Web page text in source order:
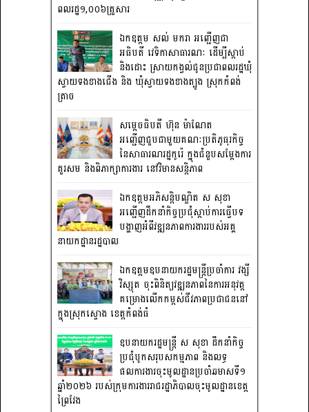
ពលរដ្ឋ១,០០៦គ្រួសារ
ឯកឧត្តម សល់ មករា អញ្ជើញជា
អធិបតី វេទិកាសាធារណៈ ដើម្បីស្តាប់
និងដោះ ស្រាយកង្វល់ជូនប្រជាពលរដ្ឋឃុំ
ស្វាយទងខាងជើង និង ឃុំស្វាយទងខាងត្បូង ស្រុកកំពង់
ត្រាច
សម្តេចធិបតី ហ៊ុន ម៉ាណែត
អញ្ជើញជួបជាមួយគណៈប្រតិភូធុរកិច្ច
នៃសាធារណរដ្ឋកូរ៉េ ក្នុងជំនួបសម្តែងការ
គួរសម និងពិភាក្សាការងារ នៅវិមានសន្តិភាព
ឯកឧត្តមអភិសន្តិបណ្ឌិត ស សុខា
អញ្ជើញដឹកនាំកិច្ចប្រជុំស្តាប់ការធ្វើបទ
បង្ហាញអំពីវឌ្ឍនភាពការងាររបស់អគ្គ
នាយកដ្ឋានរដ្ឋបាល
ឯកឧត្តមឧបនាយករដ្ឋមន្រ្តីប្រចាំការ វង្សី
វិស្សុត ចុះពិនិត្យវឌ្ឍនភាពនៃការអនុវត្ត
គម្រោងលើកកម្ពស់ជីវភាពប្រជាជននៅ
ក្នុងស្រុកស្ទោង ខេត្តកំពង់ធំ
ឧបនាយករដ្ឋមន្ត្រី ស សុខា ដឹកនាំកិច្ច
ប្រជុំបូកសរុបសកម្មភាព និងលទ្ធ
ផលការងារចុះមូលដ្ឋានប្រចាំឆមាសទី១
ឆ្នាំ២០២៦ របស់ក្រុមការងាររាជរដ្ឋាភិបាលចុះមូលដ្ឋានខេត្ត
ព្រៃវែង